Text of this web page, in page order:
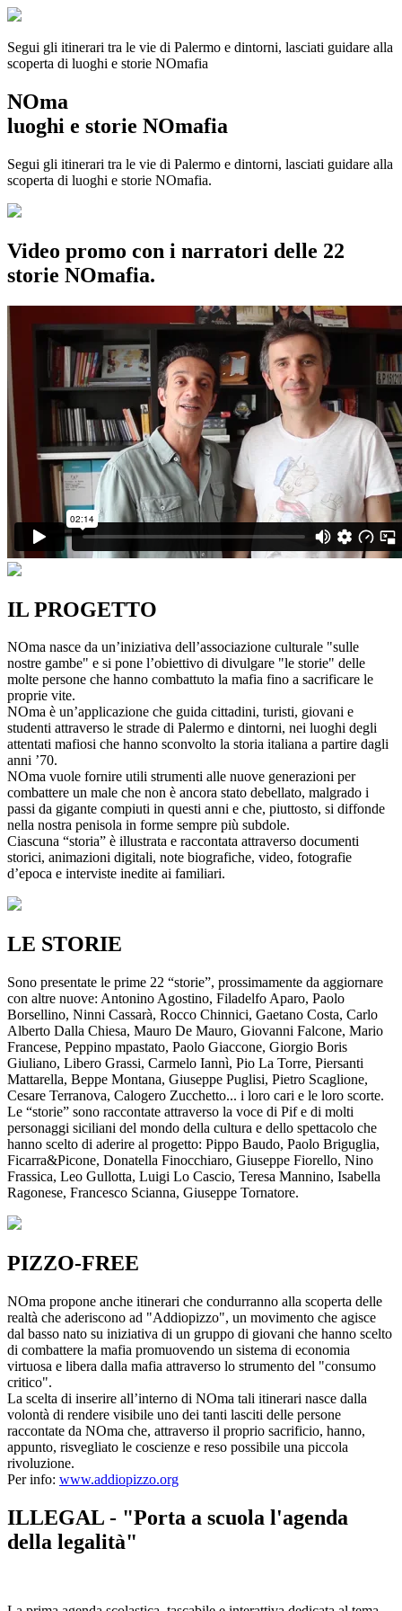
Segui gli itinerari tra le vie di Palermo e dintorni, lasciati guidare alla
scoperta di luoghi e storie NOmafia
NOma
luoghi e storie NOmafia
Segui gli itinerari tra le vie di Palermo e dintorni, lasciati guidare alla
scoperta di luoghi e storie NOmafia.
Video promo con i narratori delle 22
storie NOmafia.
IL PROGETTO
NOma nasce da un’iniziativa dell’associazione culturale "sulle
nostre gambe" e si pone l’obiettivo di divulgare "le storie" delle
molte persone che hanno combattuto la mafia fino a sacrificare le
proprie vite.
NOma è un’applicazione che guida cittadini, turisti, giovani e
studenti attraverso le strade di Palermo e dintorni, nei luoghi degli
attentati mafiosi che hanno sconvolto la storia italiana a partire dagli
anni ’70.
NOma vuole fornire utili strumenti alle nuove generazioni per
combattere un male che non è ancora stato debellato, malgrado i
passi da gigante compiuti in questi anni e che, piuttosto, si diffonde
nella nostra penisola in forme sempre più subdole.
Ciascuna “storia” è illustrata e raccontata attraverso documenti
storici, animazioni digitali, note biografiche, video, fotografie
d’epoca e interviste inedite ai familiari.
LE STORIE
Sono presentate le prime 22 “storie”, prossimamente da aggiornare
con altre nuove: Antonino Agostino, Filadelfo Aparo, Paolo
Borsellino, Ninni Cassarà, Rocco Chinnici, Gaetano Costa, Carlo
Alberto Dalla Chiesa, Mauro De Mauro, Giovanni Falcone, Mario
Francese, Peppino mpastato, Paolo Giaccone, Giorgio Boris
Giuliano, Libero Grassi, Carmelo Iannì, Pio La Torre, Piersanti
Mattarella, Beppe Montana, Giuseppe Puglisi, Pietro Scaglione,
Cesare Terranova, Calogero Zucchetto... i loro cari e le loro scorte.
Le “storie” sono raccontate attraverso la voce di Pif e di molti
personaggi siciliani del mondo della cultura e dello spettacolo che
hanno scelto di aderire al progetto: Pippo Baudo, Paolo Briguglia,
Ficarra&Picone, Donatella Finocchiaro, Giuseppe Fiorello, Nino
Frassica, Leo Gullotta, Luigi Lo Cascio, Teresa Mannino, Isabella
Ragonese, Francesco Scianna, Giuseppe Tornatore.
PIZZO-FREE
NOma propone anche itinerari che condurranno alla scoperta delle
realtà che aderiscono ad "Addiopizzo", un movimento che agisce
dal basso nato su iniziativa di un gruppo di giovani che hanno scelto
di combattere la mafia promuovendo un sistema di economia
virtuosa e libera dalla mafia attraverso lo strumento del "consumo
critico".
La scelta di inserire all’interno di NOma tali itinerari nasce dalla
volontà di rendere visibile uno dei tanti lasciti delle persone
raccontate da NOma che, attraverso il proprio sacrificio, hanno,
appunto, risvegliato le coscienze e reso possibile una piccola
rivoluzione.
Per info: www.addiopizzo.org
ILLEGAL - "Porta a scuola l'agenda
della legalità"